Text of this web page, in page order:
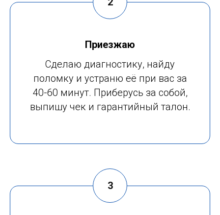
Приезжаю
Сделаю диагностику, найду
поломку и устраню её при вас за
40-60 минут. Приберусь за собой,
выпишу чек и гарантийный талон.